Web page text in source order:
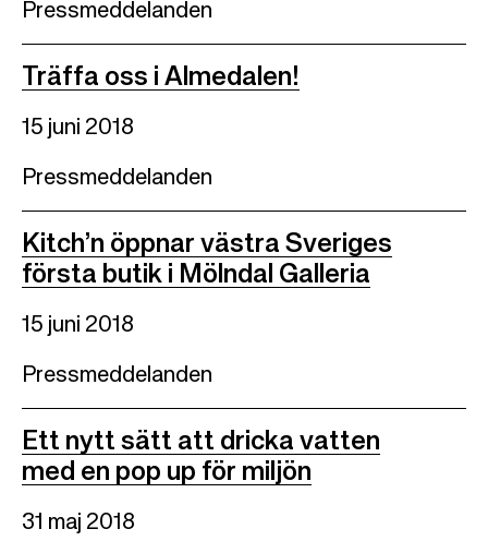
Pressmeddelanden
Träffa oss i Almedalen!
15 juni 2018
Pressmeddelanden
Kitch’n öppnar västra Sveriges
första butik i Mölndal Galleria
15 juni 2018
Pressmeddelanden
Ett nytt sätt att dricka vatten
med en pop up för miljön
31 maj 2018